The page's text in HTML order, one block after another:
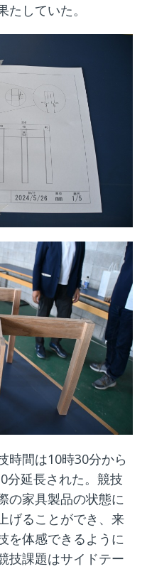
していた。
時間は10時30分から
分延長された。競技
の家具製品の状態に
げることができ、来
を体感できるように
技課題はサイドテー